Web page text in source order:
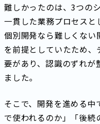
難しかったのは、3つの
一貫した業務プロセスと
個別開発なら難しくな
を前提としていたため
要があり、認識のずれが
ました。
そこで、開発を進める
で使われるのか」「後続